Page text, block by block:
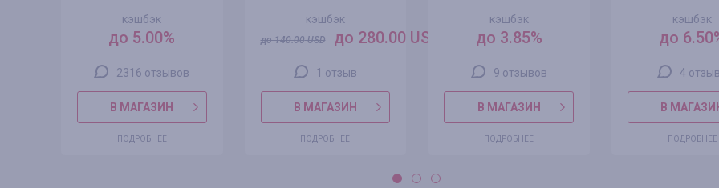
кэшбэк
до 5.00%
2316 отзывов
В МАГАЗИН
ПОДРОБНЕЕ
кэшбэк
до140.00USD до 280.00 USD
1 отзыв
В МАГАЗИН
ПОДРОБНЕЕ
кэшбэк
до 3.85%
9 отзывов
В МАГАЗИН
ПОДРОБНЕЕ
кэшбэк
до
4
В
ПОДРОБНЕЕ